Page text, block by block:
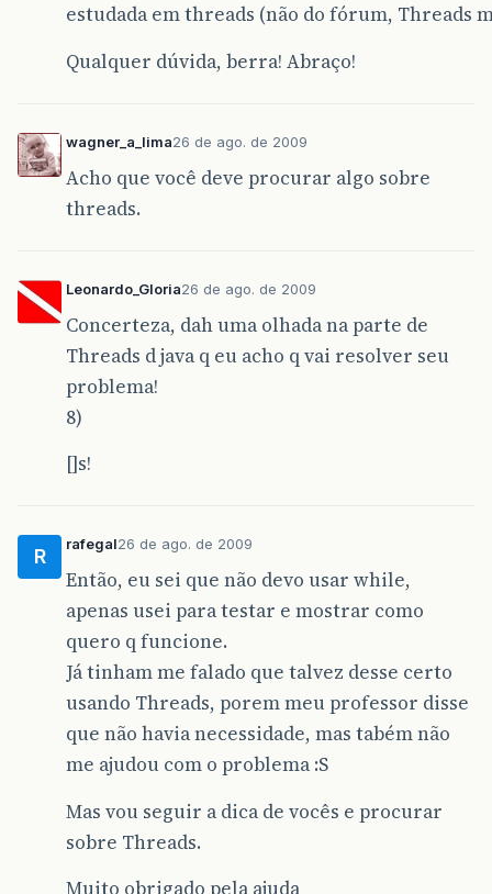
estudada em threads (não do fórum, Threads
Qualquer dúvida, berra! Abraço!
wagner_a_lima26 de ago. de 2009
Acho que você deve procurar algo sobre
threads.
Leonardo_Gloria26 de ago. de 2009
Concerteza, dah uma olhada na parte de
Threads d java q eu acho q vai resolver seu
problema!
8)
[]s!
R
rafegal26 de ago. de 2009
Então, eu sei que não devo usar while,
apenas usei para testar e mostrar como
quero q funcione.
Já tinham me falado que talvez desse certo
usando Threads, porem meu professor disse
que não havia necessidade, mas tabém não
me ajudou com o problema :S
Mas vou seguir a dica de vocês e procurar
sobre Threads.
Muito obrigado pela ajuda